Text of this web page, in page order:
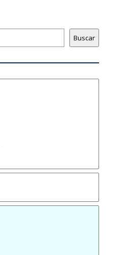
Buscar